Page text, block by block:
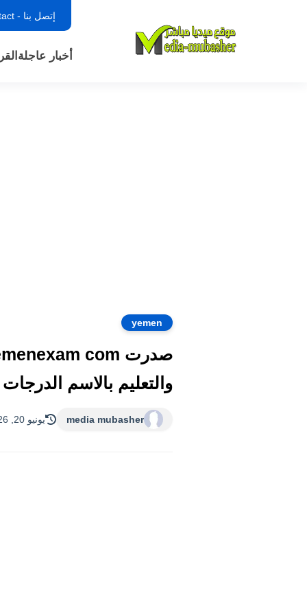
إتصل بنا - contact
أخبار عاجلة
yemen
والتعليم بالاسم الدرجات
media mubasher يونيو 20, 2026